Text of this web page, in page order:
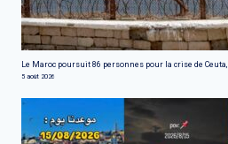
Le Maroc poursuit 86 personnes pour la crise de
5 août 2026